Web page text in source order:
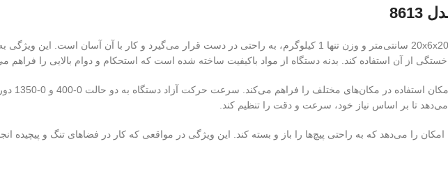
رونیکس 12ولت مدل 8613 با ابعاد 20x6x20 سانتی‌متر و وزن تنها 1 کیلوگرم، به راحتی در دست قرار می‌گیرد و کار با آن آسان است. این ویژگی به کاربر
کند. بدنه دستگاه از مواد باکیفیت ساخته شده است که استحکام و دوام بالایی را فراهم می‌آورد.
این دریل با ولتاژ 12 ولت و سیستم تغذیه باتری، امکان استفاده در مکان‌های مختلف را فراهم می‌کند. سرعت حرکت آزاد دستگاه به دو حالت 0-400 و 0-1350 دور در
نیاز خود، سرعت و دقت را تنظیم کند.
به راحتی پیچ‌ها را باز و بسته کند. این ویژگی در مواقعی که کار در فضاهای تنگ و پیچیده انجام